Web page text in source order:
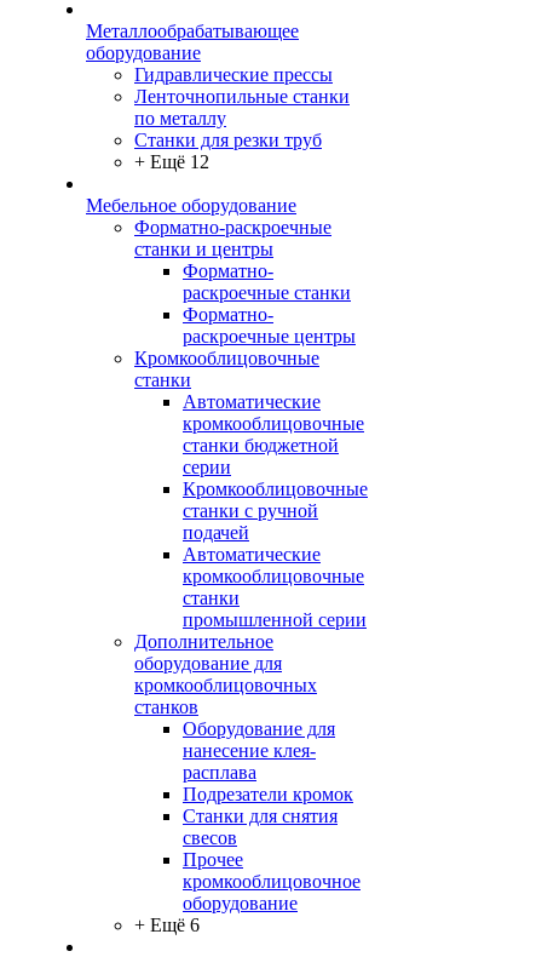
Металлообрабатывающее
оборудование
Гидравлические прессы
Ленточнопильные станки
по металлу
Станки для резки труб
+ Ещё 12
Мебельное оборудование
Форматно-раскроечные
станки и центры
Форматно-
раскроечные станки
Форматно-
раскроечные центры
Кромкооблицовочные
станки
Автоматические
кромкооблицовочные
станки бюджетной
серии
Кромкооблицовочные
станки с ручной
подачей
Автоматические
кромкооблицовочные
станки
промышленной серии
Дополнительное
оборудование для
кромкооблицовочных
станков
Оборудование для
нанесение клея-
расплава
Подрезатели кромок
Станки для снятия
свесов
Прочее
кромкооблицовочное
оборудование
+ Ещё 6